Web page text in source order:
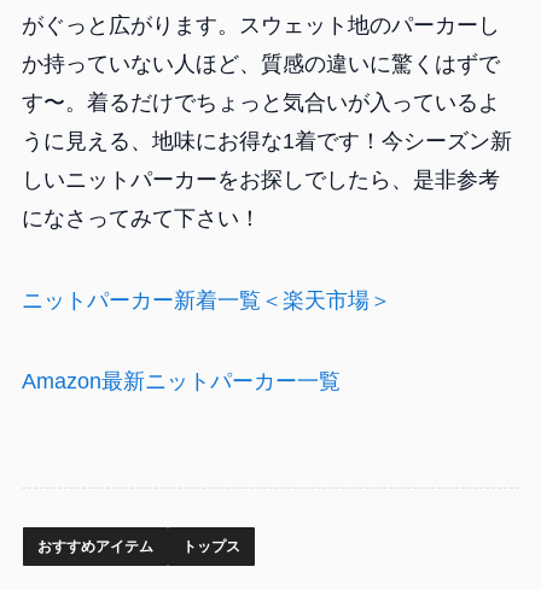
がぐっと広がります。スウェット地のパーカーし
か持っていない人ほど、質感の違いに驚くはずで
す〜。着るだけでちょっと気合いが入っているよ
うに見える、地味にお得な1着です！今シーズン新
しいニットパーカーをお探しでしたら、是非参考
になさってみて下さい！
ニットパーカー新着一覧＜楽天市場＞
Amazon最新ニットパーカー一覧
おすすめアイテム トップス